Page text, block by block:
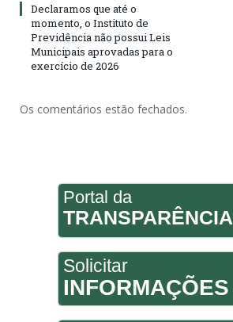
Declaramos que até o
momento, o Instituto de
Previdência não possui Leis
Municipais aprovadas para o
exercício de 2026
Os comentários estão fechados.
Portal da
TRANSPARÊNCIA
Solicitar
INFORMAÇÕES